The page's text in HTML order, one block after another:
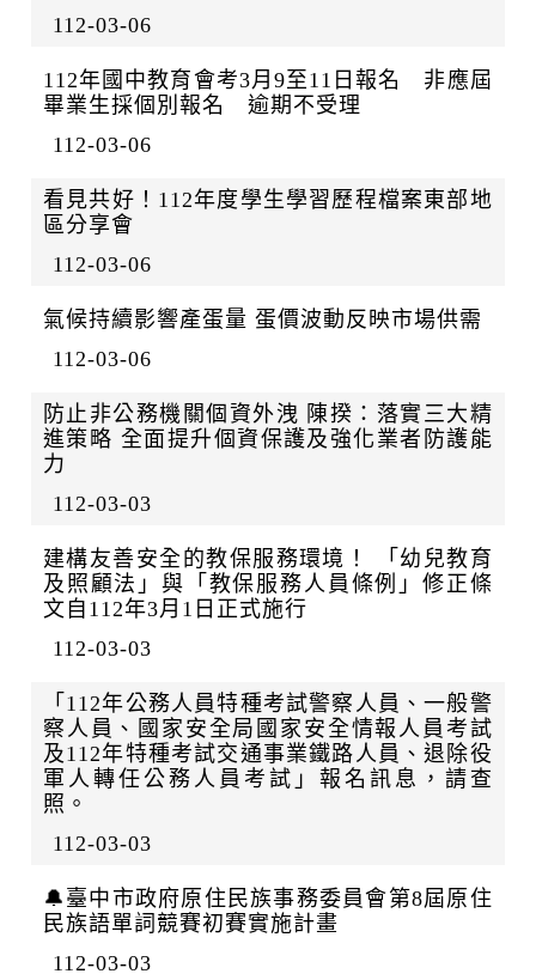
112-03-06
112年國中教育會考3月9至11日報名 非應屆
畢業生採個別報名 逾期不受理
112-03-06
看見共好！112年度學生學習歷程檔案東部地
區分享會
112-03-06
氣候持續影響產蛋量 蛋價波動反映市場供需
112-03-06
防止非公務機關個資外洩 陳揆：落實三大精
進策略 全面提升個資保護及強化業者防護能
力
112-03-03
建構友善安全的教保服務環境！ 「幼兒教育
及照顧法」與「教保服務人員條例」修正條
文自112年3月1日正式施行
112-03-03
「112年公務人員特種考試警察人員、一般警
察人員、國家安全局國家安全情報人員考試
及112年特種考試交通事業鐵路人員、退除役
軍人轉任公務人員考試」報名訊息，請查
照。
112-03-03
🔔臺中市政府原住民族事務委員會第8屆原住
民族語單詞競賽初賽實施計畫
112-03-03